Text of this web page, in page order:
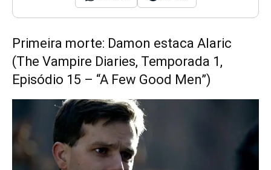
Primeira morte: Damon estaca Alaric
(The Vampire Diaries, Temporada 1,
Episódio 15 – “A Few Good Men”)